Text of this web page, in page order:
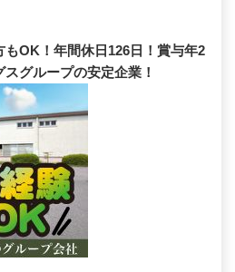
OK！年間休日126日！賞与年2
グループの安定企業！